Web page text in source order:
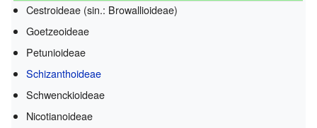
Cestroideae (sin.: Browallioideae)
Goetzeoideae
Petunioideae
Schizanthoideae
Schwenckioideae
Nicotianoideae